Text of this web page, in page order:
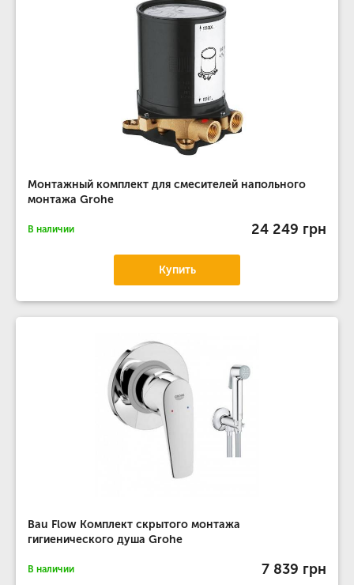
Монтажный комплект для смесителей напольного
монтажа Grohe
В наличии 24 249 грн
Купить
Bau Flow Комплект скрытого монтажа
гигиенического душа Grohe
В наличии 7 839 грн